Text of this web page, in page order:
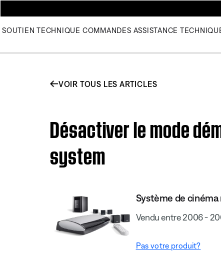
SOUTIEN TECHNIQUE COMMANDES ASSISTANCE
VOIR TOUS LES ARTICLES
Désactiver le mode
system
Système de cinéma
Vendu entre 2006 -
Pas votre produit?